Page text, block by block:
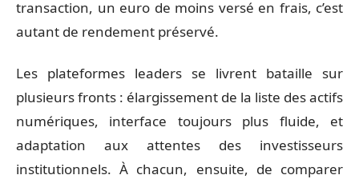
transaction, un euro de moins versé en frais, c’est
autant de rendement préservé.
Les plateformes leaders se livrent bataille sur
plusieurs fronts : élargissement de la liste des actifs
numériques, interface toujours plus fluide, et
adaptation aux attentes des investisseurs
institutionnels. À chacun, ensuite, de comparer